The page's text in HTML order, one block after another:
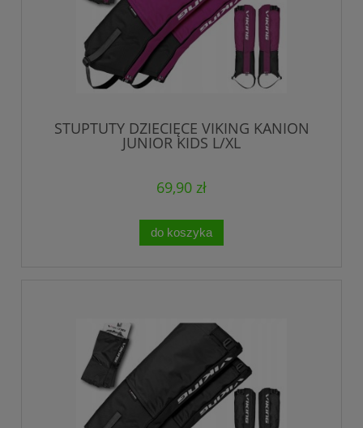
STUPTUTY DZIECIĘCE VIKING KANION
JUNIOR KIDS L/XL
69,90 zł
do koszyka